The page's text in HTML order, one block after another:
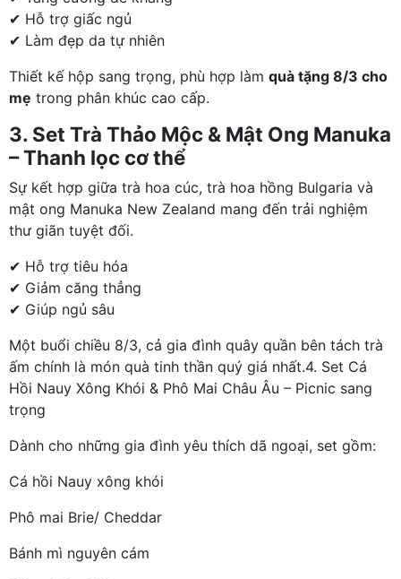
✔ Hỗ trợ giấc ngủ
✔ Làm đẹp da tự nhiên
Thiết kế hộp sang trọng, phù hợp làm quà tặng 8/3 cho
mẹ trong phân khúc cao cấp.
3. Set Trà Thảo Mộc & Mật Ong Manuka
– Thanh lọc cơ thể
Sự kết hợp giữa trà hoa cúc, trà hoa hồng Bulgaria và
mật ong Manuka New Zealand mang đến trải nghiệm
thư giãn tuyệt đối.
✔ Hỗ trợ tiêu hóa
✔ Giảm căng thẳng
✔ Giúp ngủ sâu
Một buổi chiều 8/3, cả gia đình quây quần bên tách trà
ấm chính là món quà tinh thần quý giá nhất.4. Set Cá
Hồi Nauy Xông Khói & Phô Mai Châu Âu – Picnic sang
trọng
Dành cho những gia đình yêu thích dã ngoại, set gồm:
Cá hồi Nauy xông khói
Phô mai Brie/ Cheddar
Bánh mì nguyên cám